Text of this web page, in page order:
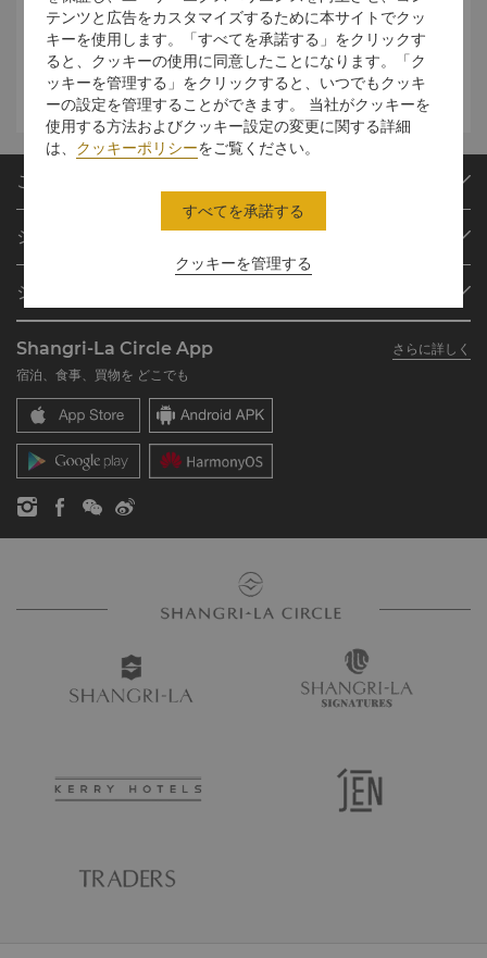
更衣室とスチームルーム
午前7時～午後9時（ホテル宿
泊者および会員） 午前9時～
午後9時（外部ゲスト）
ご予約
ご予約の検索
レストラン＆バー
シャングリ・ラ サークル
シャングリ・ラ サークルに入会
よくあるお問合せや質問
SLCに関するお問い合わせ
シャングリ・ラ グループ
シャングリ・ラ ブランド
シャングリ・ラ センター
レジデンス
お問い合わせ
採用情報
企業の社会的責任
ニュース
Shangri-La Circle App
さらに詳しく
宿泊、食事、買物を どこでも
テンツと広告をカスタマイズするために本サイトでクッ
キーを使用します。「すべてを承諾する」をクリックす
ると、クッキーの使用に同意したことになります。「ク
ッキーを管理する」をクリックすると、いつでもクッキ
ーの設定を管理することができます。 当社がクッキーを
使用する方法およびクッキー設定の変更に関する詳細
は、 クッキーポリシーをご覧ください。
クッキーを管理する
すべてを承諾する